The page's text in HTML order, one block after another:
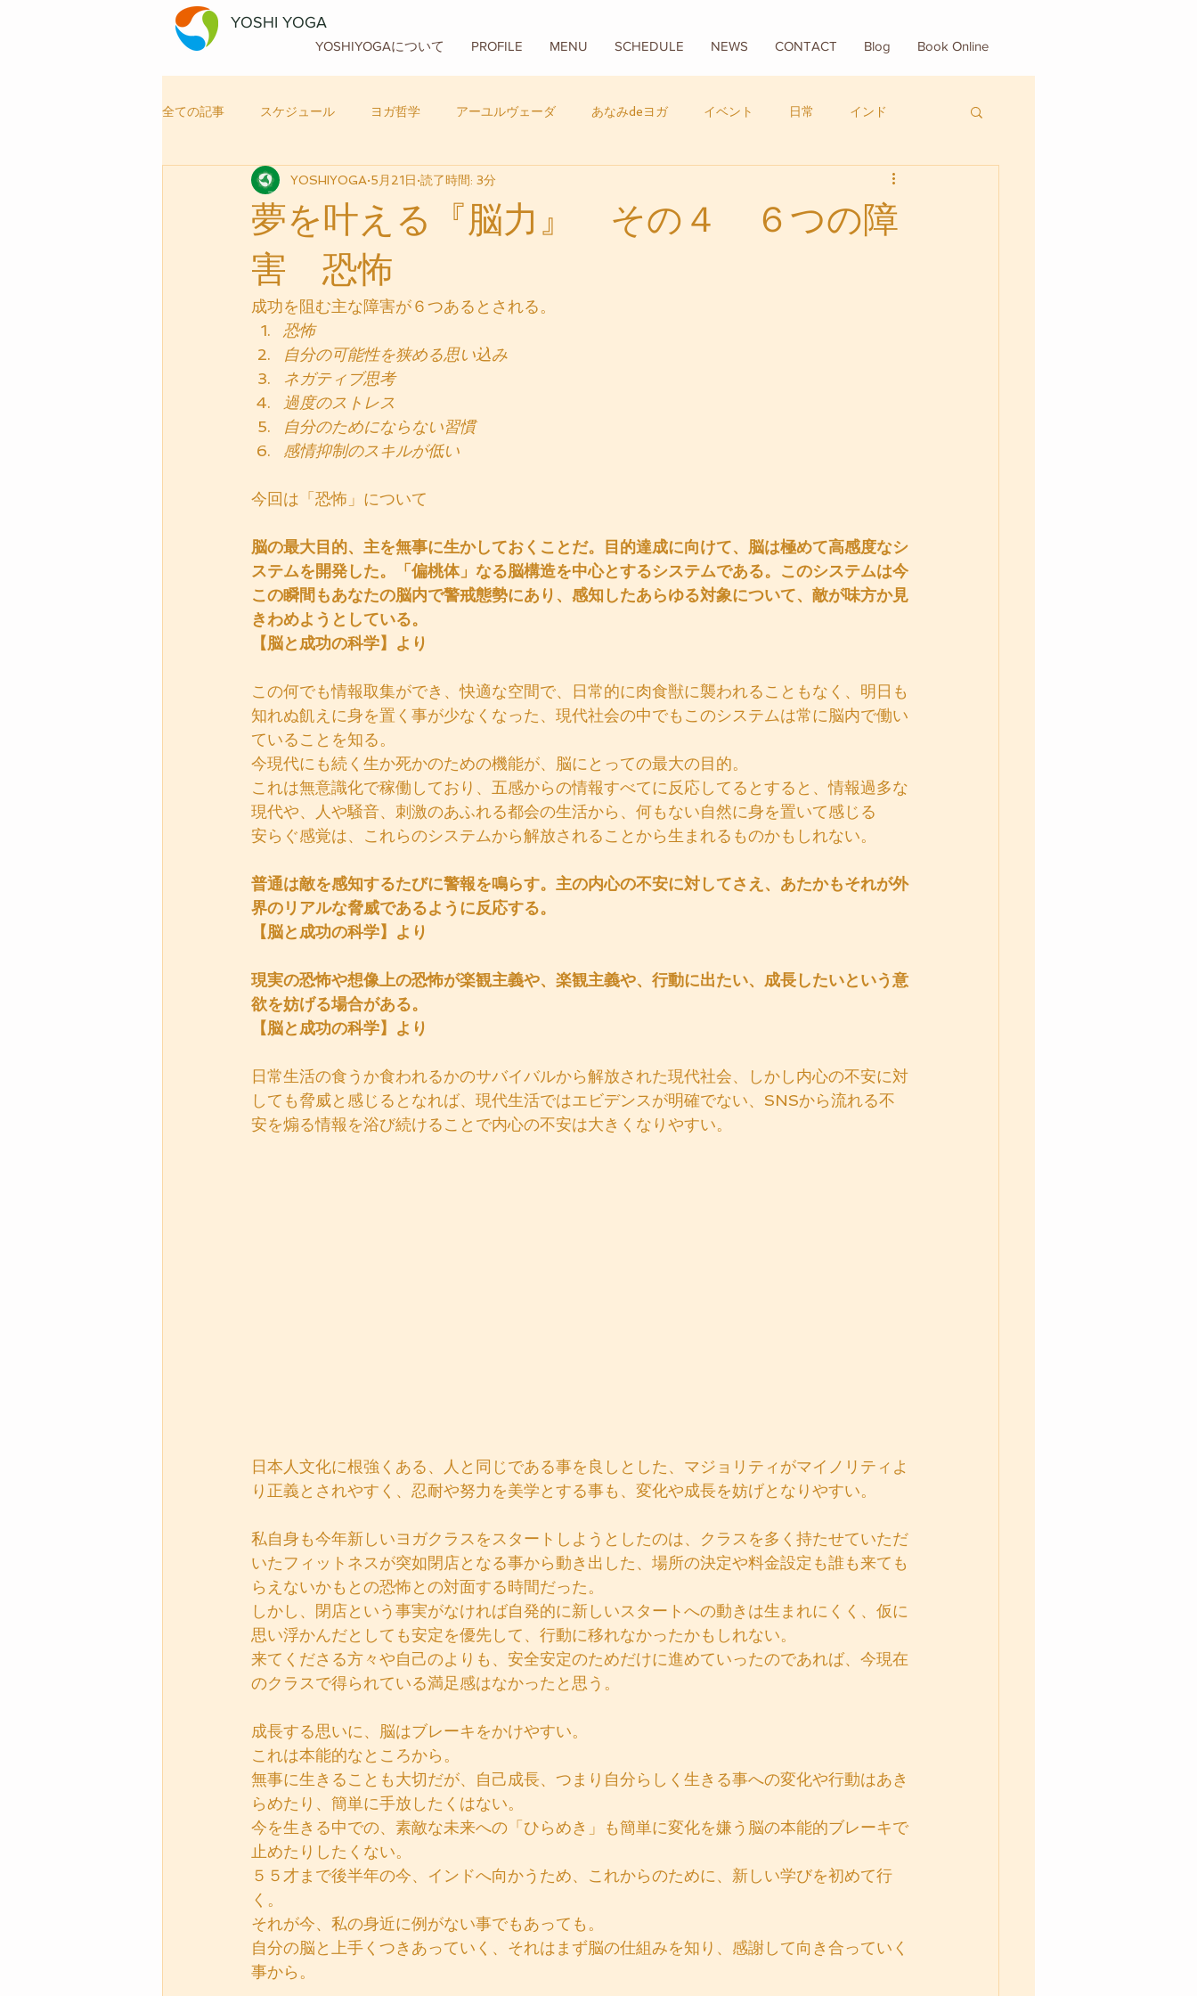
YOSHI YOGA
YOSHIYOGAについて PROFILE MENU SCHEDULE NEWS CONTACT Blog Book Online
全ての記事 スケジュール ヨガ哲学 アーユルヴェーダ あなみdeヨガ イベント 日常 インド
自律神経メンテナンス ヨガ フード バリ
夢を叶える『脳力』 その４ ６つの障
害 恐怖
YOSHIYOGA 5月21日 読了時間: 3分
成功を阻む主な障害が６つあるとされる。
恐怖
自分の可能性を狭める思い込み
ネガティブ思考
過度のストレス
自分のためにならない習慣
感情抑制のスキルが低い
今回は「恐怖」について
脳の最大目的、主を無事に生かしておくことだ。目的達成に向けて、脳は極めて高感度なシ
ステムを開発した。「偏桃体」なる脳構造を中心とするシステムである。このシステムは今
この瞬間もあなたの脳内で警戒態勢にあり、感知したあらゆる対象について、敵が味方か見
きわめようとしている。
【脳と成功の科学】より
この何でも情報取集ができ、快適な空間で、日常的に肉食獣に襲われることもなく、明日も
知れぬ飢えに身を置く事が少なくなった、現代社会の中でもこのシステムは常に脳内で働い
ていることを知る。
今現代にも続く生か死かのための機能が、脳にとっての最大の目的。
これは無意識化で稼働しており、五感からの情報すべてに反応してるとすると、情報過多な
現代や、人や騒音、刺激のあふれる都会の生活から、何もない自然に身を置いて感じる
安らぐ感覚は、これらのシステムから解放されることから生まれるものかもしれない。
普通は敵を感知するたびに警報を鳴らす。主の内心の不安に対してさえ、あたかもそれが外
界のリアルな脅威であるように反応する。
【脳と成功の科学】より
現実の恐怖や想像上の恐怖が楽観主義や、楽観主義や、行動に出たい、成長したいという意
欲を妨げる場合がある。
【脳と成功の科学】より
日常生活の食うか食われるかのサバイバルから解放された現代社会、しかし内心の不安に対
しても脅威と感じるとなれば、現代生活ではエビデンスが明確でない、SNSから流れる不
安を煽る情報を浴び続けることで内心の不安は大きくなりやすい。
日本人文化に根強くある、人と同じである事を良しとした、マジョリティがマイノリティよ
り正義とされやすく、忍耐や努力を美学とする事も、変化や成長を妨げとなりやすい。
私自身も今年新しいヨガクラスをスタートしようとしたのは、クラスを多く持たせていただ
いたフィットネスが突如閉店となる事から動き出した、場所の決定や料金設定も誰も来ても
らえないかもとの恐怖との対面する時間だった。
しかし、閉店という事実がなければ自発的に新しいスタートへの動きは生まれにくく、仮に
思い浮かんだとしても安定を優先して、行動に移れなかったかもしれない。
来てくださる方々や自己のよりも、安全安定のためだけに進めていったのであれば、今現在
のクラスで得られている満足感はなかったと思う。
成長する思いに、脳はブレーキをかけやすい。
これは本能的なところから。
無事に生きることも大切だが、自己成長、つまり自分らしく生きる事への変化や行動はあき
らめたり、簡単に手放したくはない。
今を生きる中での、素敵な未来への「ひらめき」も簡単に変化を嫌う脳の本能的ブレーキで
止めたりしたくない。
５５才まで後半年の今、インドへ向かうため、これからのために、新しい学びを初めて行
く。
それが今、私の身近に例がない事でもあっても。
自分の脳と上手くつきあっていく、それはまず脳の仕組みを知り、感謝して向き合っていく
事から。